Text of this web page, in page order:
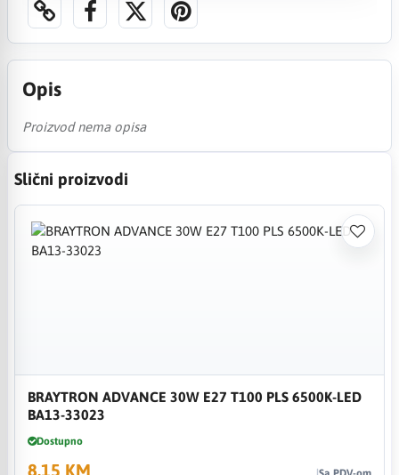
Opis
Proizvod nema opisa
Slični proizvodi
BRAYTRON ADVANCE 30W E27 T100 PLS 6500K-LED
BA13-33023
Dostupno
8,15 KM